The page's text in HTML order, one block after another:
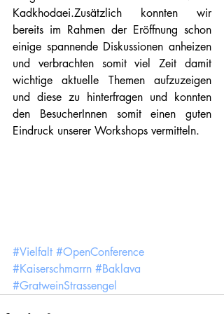
Kadkhodaei.Zusätzlich konnten wir
bereits im Rahmen der Eröffnung schon
einige spannende Diskussionen anheizen
und verbrachten somit viel Zeit damit
wichtige aktuelle Themen aufzuzeigen
und diese zu hinterfragen und konnten
den BesucherInnen somit einen guten
Eindruck unserer Workshops vermitteln.
#Vielfalt #OpenConference
#Kaiserschmarrn #Baklava
#GratweinStrassengel